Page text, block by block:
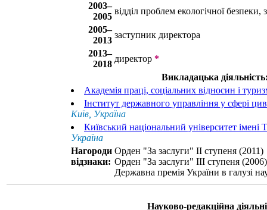
2003–
2005
відділ проблем екологічної безпеки,
2005–
2013
заступник директора
2013–
2018
директор *
Викладацька
Академія праці, соціальних відносин і
Інститут державного управління у сфері
Київ, Україна
Київський національний університет імені
Україна
Нагороди
відзнаки:
Орден "За заслуги" II ступеня (2011)
Орден "За заслуги" III ступеня (2006)
Державна премія України в галузі
Науково-редакційна